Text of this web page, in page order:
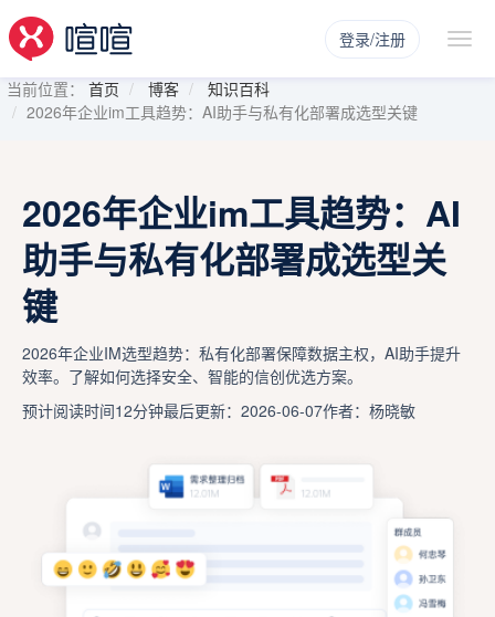
登录/注册
当前位置： 首页 博客
知识百科
2026年企业im工具趋势：AI助手与私有化部署成选型关键
2026年企业im工具趋势：AI
助手与私有化部署成选型关
键
2026年企业IM选型趋势：私有化部署保障数据主权，AI助手提升
效率。了解如何选择安全、智能的信创优选方案。
预计阅读时间12分钟最后更新：2026-06-07作者：杨晓敏